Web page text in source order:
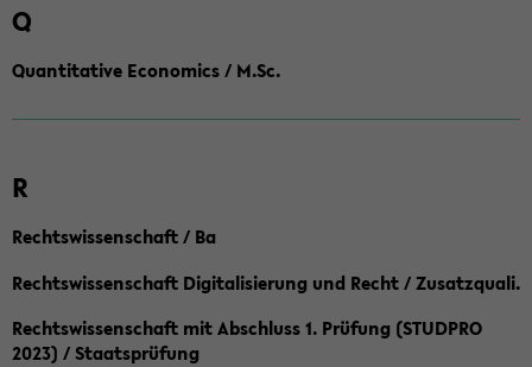
Q
Quantitative Economics / M.Sc.
R
Rechtswissenschaft / Ba
Rechtswissenschaft Digitalisierung und Recht / Zusatzquali.
Rechtswissenschaft mit Abschluss 1. Prüfung (STUDPRO
2023) / Staatsprüfung